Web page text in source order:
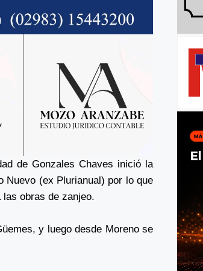
de Gonzales Chaves inició la
Nuevo (ex Plurianual) por lo que
obras de zanjeo.
y luego desde Moreno se